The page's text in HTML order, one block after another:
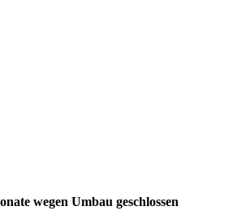
wegen Umbau geschlossen